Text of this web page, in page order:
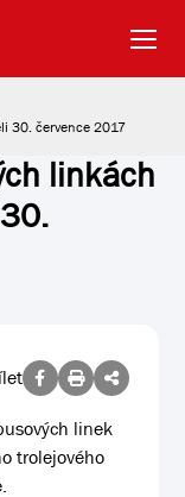
30. července 2017
linkách
linek
trolejového